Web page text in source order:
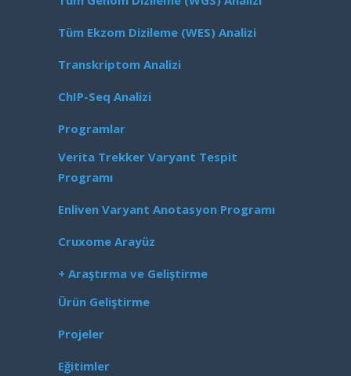
Tüm Ekzom Dizileme (WES) Analizi
Transkriptom Analizi
ChIP-Seq Analizi
Programlar
Verita Trekker Varyant Tespit
Programı
Enliven Varyant Anotasyon Programı
Cruxome Arayüz
+ Araştırma ve Geliştirme
Ürün Geliştirme
Projeler
Eğitimler